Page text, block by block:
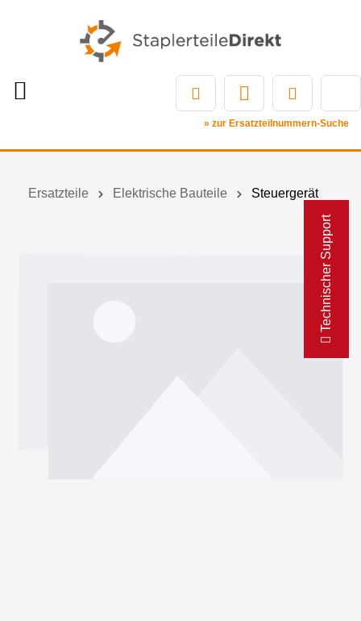
Technischer Support
» zur Ersatzteilnummern-Suche
Ersatzteile Elektrische Bauteile Steuergerät